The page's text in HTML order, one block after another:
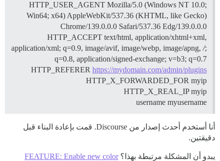
HTTP_USER_AGENT Mozilla/5.0 (Windows NT 10.0;
Win64; x64) AppleWebKit/537.36 (KHTML, like Gecko)
Chrome/139.0.0.0 Safari/537.36 Edg/139.0.0.0
HTTP_ACCEPT text/html, application/xhtml+xml,
application/xml; q=0.9, image/avif, image/webp, image/apng, /;
q=0.8, application/signed-exchange; v=b3; q=0.7
HTTP_REFERER https://mydomain.com/admin/plugins
HTTP_X_FORWARDED_FOR myip
HTTP_X_REAL_IP myip
username myusername
أنا أستخدم أحدث إصدار من Discourse. قمت بإعادة البناء قبل
دقيقتين.
يبدو أن المشكلة مرتبطة بهذا؟FEATURE: Enable new color